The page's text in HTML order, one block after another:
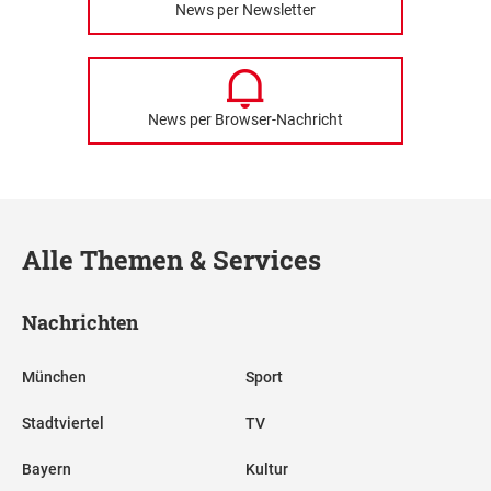
News per Newsletter
News per Browser-Nachricht
Alle Themen & Services
Nachrichten
München
Stadtviertel
Bayern
Sport
TV
Kultur